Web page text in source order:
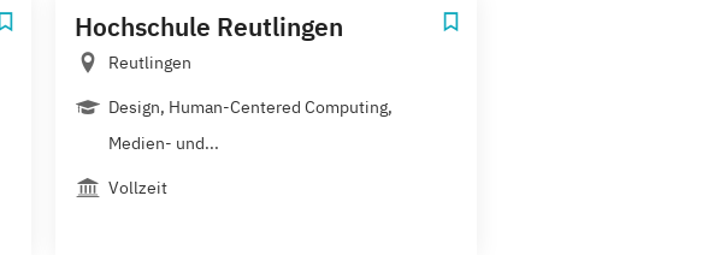
Hochschule Reutlingen
Reutlingen
Design, Human-Centered Computing,
Medien- und...
Vollzeit